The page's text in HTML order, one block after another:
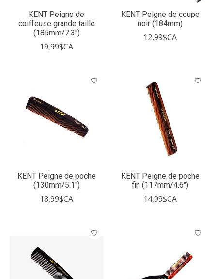
KENT Peigne de
coiffeuse grande taille
(185mm/7.3")
19,99$CA
KENT Peigne de coupe
noir (184mm)
12,99$CA
KENT Peigne de poche
(130mm/5.1")
18,99$CA
KENT Peigne de poche
fin (117mm/4.6")
14,99$CA